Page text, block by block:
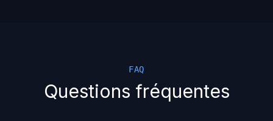
FAQ
Questions fréquentes